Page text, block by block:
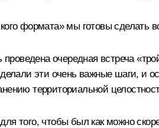
формата» мы готовы
очередная встреча
эти очень важные шаги, и
территориальной
чтобы был как можно